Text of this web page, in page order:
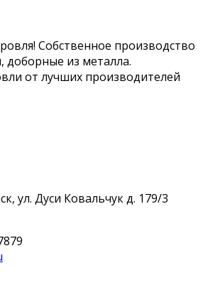
Собственное производство
доборные из металла.
от лучших производителей
ул. Дуси Ковальчук д. 179/3